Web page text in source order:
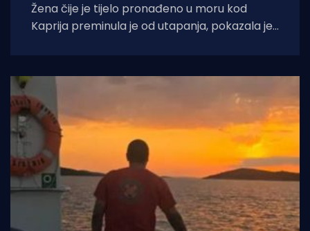
Žena čije je tijelo pronađeno u moru kod
Kaprija preminula je od utapanja, pokazala je